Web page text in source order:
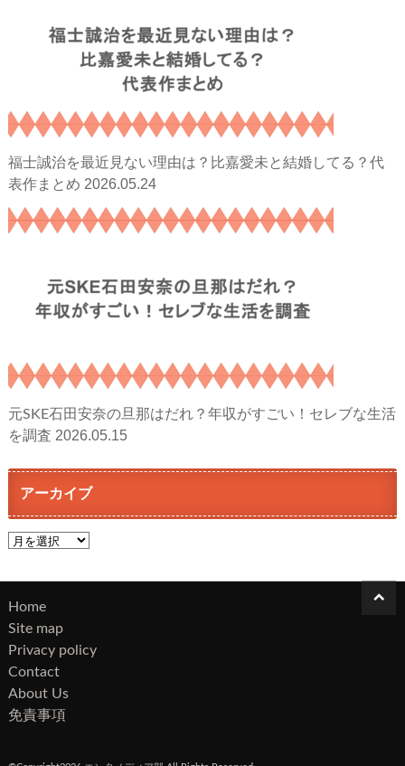
福士誠治を最近見ない理由は？比嘉愛未と結婚してる？代
表作まとめ 2026.05.24
元SKE石田安奈の旦那はだれ？年収がすごい！セレブな生活
を調査 2026.05.15
アーカイブ
ア
カ
イ
ブ
Home
Site map
Privacy policy
Contact
About Us
免責事項